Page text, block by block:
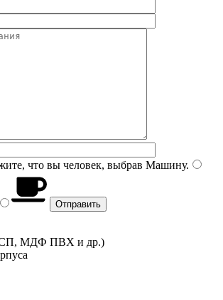
что вы человек, выбрав Машину.
МДФ ПВХ и др.)